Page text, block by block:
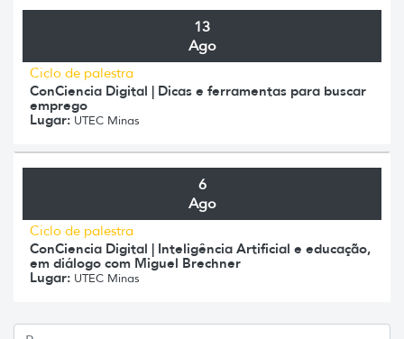
13
Ago
Ciclo de palestra
ConCiencia Digital | Dicas e ferramentas para buscar
emprego
Lugar: UTEC Minas
6
Ago
Ciclo de palestra
ConCiencia Digital | Inteligência Artificial e educação,
em diálogo com Miguel Brechner
Lugar: UTEC Minas